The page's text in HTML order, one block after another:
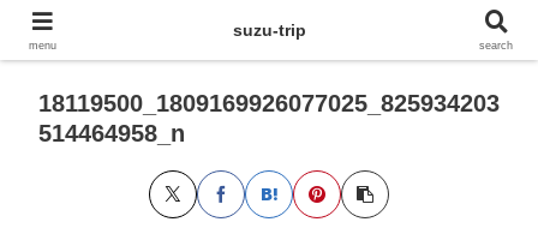
18119500_1809169926077025_825934203
514464958_n
menu
suzu-trip
search